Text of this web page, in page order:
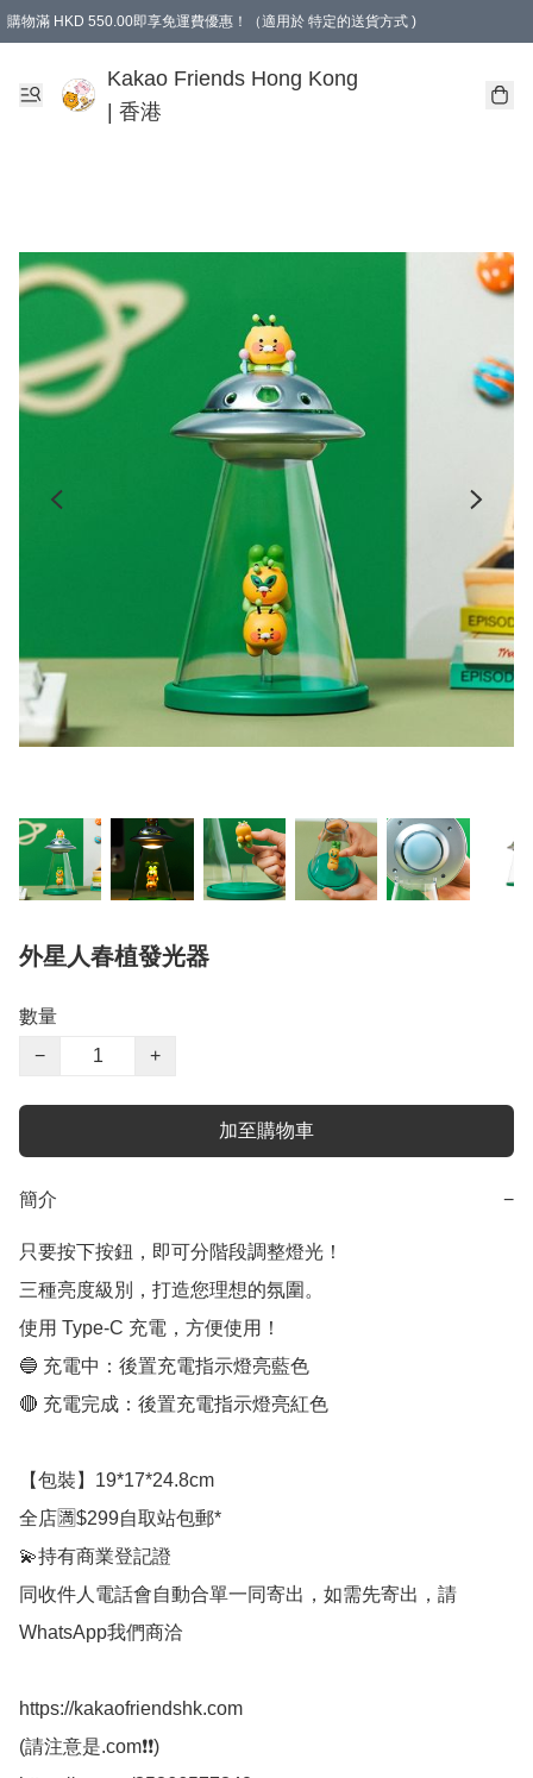
購物滿 HKD 550.00即享免運費優惠！（適用於 特定的送貨方式 )
Kakao Friends Hong Kong
| 香港
外星人春植發光器
數量
−
+
加至購物車
簡介 −
只要按下按鈕，即可分階段調整燈光！
三種亮度級別，打造您理想的氛圍。
使用 Type-C 充電，方便使用！
🔵 充電中：後置充電指示燈亮藍色
🔴 充電完成：後置充電指示燈亮紅色
【包裝】19*17*24.8cm
全店🈵$299自取站包郵*
💫持有商業登記證
同收件人電話會自動合單一同寄出，如需先寄出，請
WhatsApp我們商洽
https://kakaofriendshk.com
(請注意是.com❗❗)